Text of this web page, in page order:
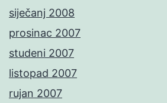
siječanj 2008
prosinac 2007
studeni 2007
listopad 2007
rujan 2007